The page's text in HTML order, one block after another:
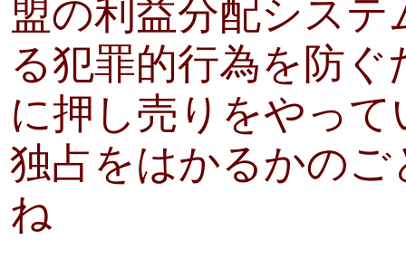
盟の利益分配シス
る犯罪的行為を防
に押し売りをやっ
独占をはかるかの
ね